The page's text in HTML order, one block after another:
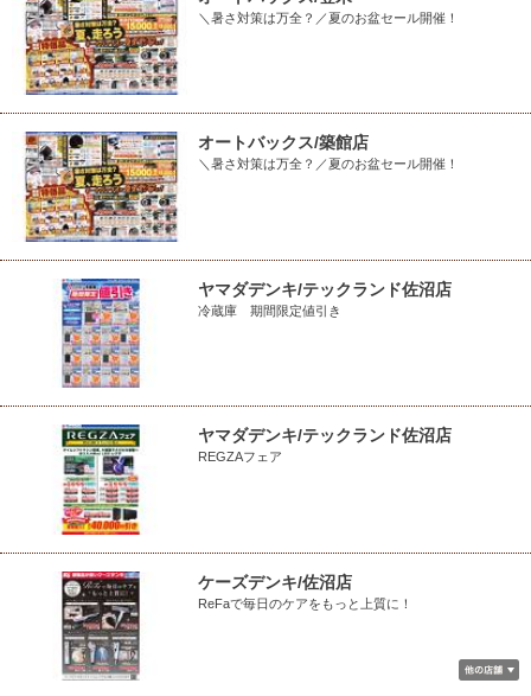
＼暑さ対策は万全？／夏のお盆セール開催！
オートバックス/築館店
＼暑さ対策は万全？／夏のお盆セール開催！
ヤマダデンキ/テックランド佐沼店
冷蔵庫 期間限定値引き
ヤマダデンキ/テックランド佐沼店
REGZAフェア
ケーズデンキ/佐沼店
ReFaで毎日のケアをもっと上質に！